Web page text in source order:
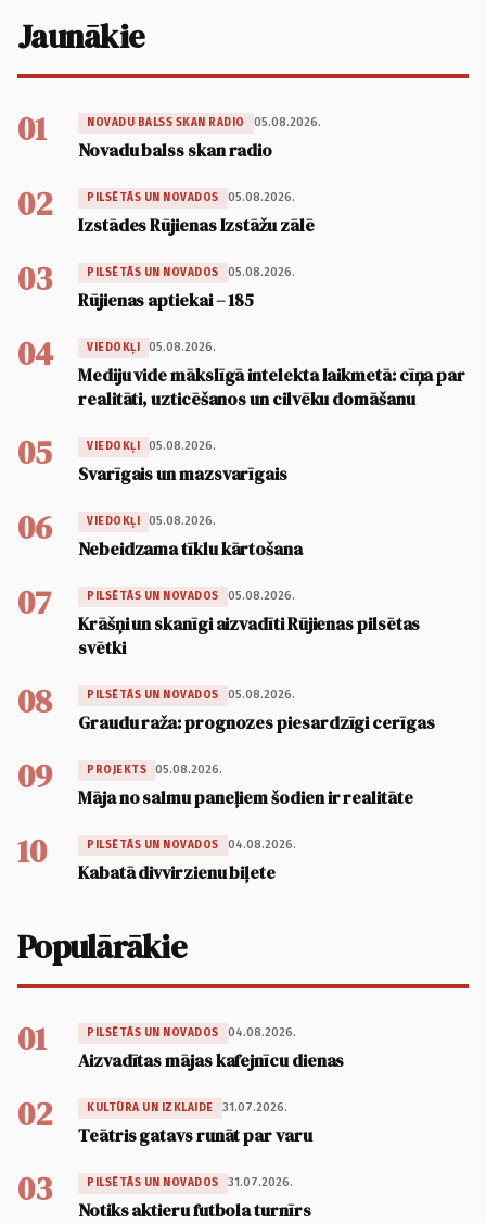
Jaunākie
01 NOVADU BALSS SKAN RADIO 05.08.2026.
Novadu balss skan radio
02 PILSĒTĀS UN NOVADOS 05.08.2026.
Izstādes Rūjienas Izstāžu zālē
03 PILSĒTĀS UN NOVADOS 05.08.2026.
Rūjienas aptiekai – 185
04 VIEDOKĻI 05.08.2026.
Mediju vide mākslīgā intelekta laikmetā: cīņa par
realitāti, uzticēšanos un cilvēku domāšanu
05 VIEDOKĻI 05.08.2026.
Svarīgais un mazsvarīgais
06 VIEDOKĻI 05.08.2026.
Nebeidzama tīklu kārtošana
07 PILSĒTĀS UN NOVADOS 05.08.2026.
Krāšņi un skanīgi aizvadīti Rūjienas pilsētas
svētki
08 PILSĒTĀS UN NOVADOS 05.08.2026.
Graudu raža: prognozes piesardzīgi cerīgas
09 PROJEKTS 05.08.2026.
Māja no salmu paneļiem šodien ir realitāte
10 PILSĒTĀS UN NOVADOS 04.08.2026.
Kabatā divvirzienu biļete
Populārākie
01 PILSĒTĀS UN NOVADOS 04.08.2026.
Aizvadītas mājas kafejnīcu dienas
02 KULTŪRA UN IZKLAIDE 31.07.2026.
Teātris gatavs runāt par varu
03 PILSĒTĀS UN NOVADOS 31.07.2026.
Notiks aktieru futbola turnīrs